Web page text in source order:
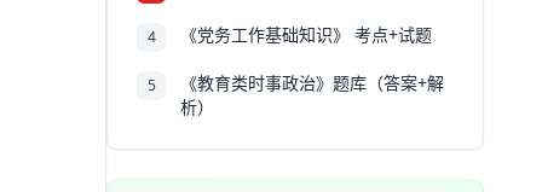
4 《党务工作基础知识》 考点+试题
5
《教育类时事政治》题库（答案+解
析）